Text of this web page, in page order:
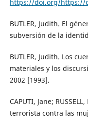
https://doi.org/https://
BUTLER, Judith. El
subversión de la
BUTLER, Judith. Los
materiales y los
2002 [1993].
CAPUTI, Jane;
terrorista contra las